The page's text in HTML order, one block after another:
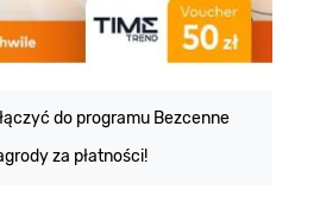
do programu Bezcenne
za płatności!